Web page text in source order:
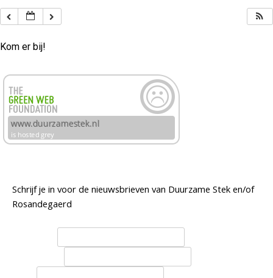
Kom er bij!
Schrijf je in voor de nieuwsbrieven van Duurzame Stek en/of
Rosandegaerd